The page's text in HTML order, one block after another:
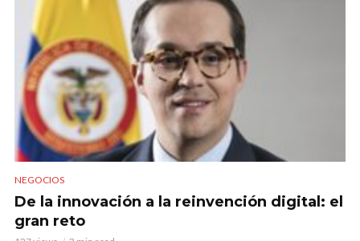
NEGOCIOS
De la innovación a la reinvención digital: el
gran reto